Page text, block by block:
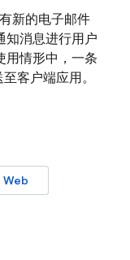
新的电子邮件
知消息进行用户
用情形中，一条
客户端应用。
Web